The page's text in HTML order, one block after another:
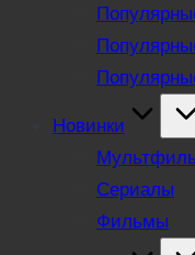
Новинки
Сериалы
Фильмы